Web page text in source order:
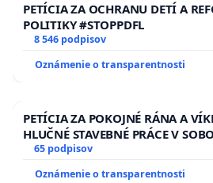
PETÍCIA ZA OCHRANU DETÍ A
POLITIKY #STOPPDFL
8 546 podpisov
Oznámenie o transparentnosti
PETÍCIA ZA POKOJNÉ RÁNA A
HLUČNÉ STAVEBNÉ PRÁCE V
13.00 HOD., CEZ PRACOVNÝ
HOD. A PRAVIDELNÁ KONTROLA
65 podpisov
Oznámenie o transparentnosti